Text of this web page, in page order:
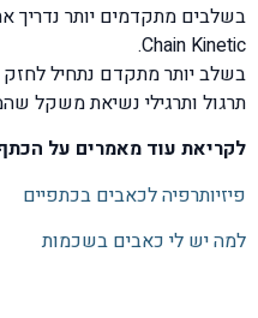
Chain Kinetic.
בשלב יותר מתקדם נתחיל לחזק
תרגול ותרגילי נשיאת משקל
לקריאת עוד מאמרים על
פיזיותרפיה לכאבים בכתפיים
למה יש לי כאבים בשכמות